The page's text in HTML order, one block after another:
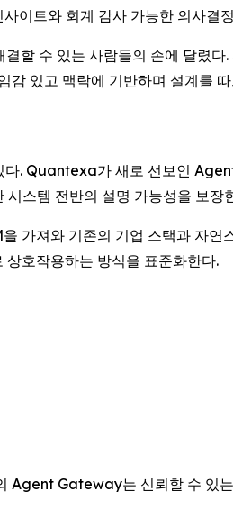
이트와 회계 감사 가능한 의사결
수 있는 사람들의 손에 달렸다.
있고 맥락에 기반하며 설계를
다. Quantexa가 새로 선보인
스템 전반의 설명 가능성을 보장
가져와 기존의 기업 스택과 자연
호작용하는 방식을 표준화한다.
Gateway는 신뢰할 수 있